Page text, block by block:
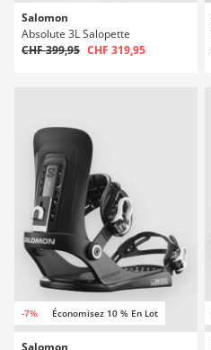
Salomon
Absolute 3L Salopette
CHF 399,95 CHF 319,95
-7% Économisez 10 % En Lot
Salomon